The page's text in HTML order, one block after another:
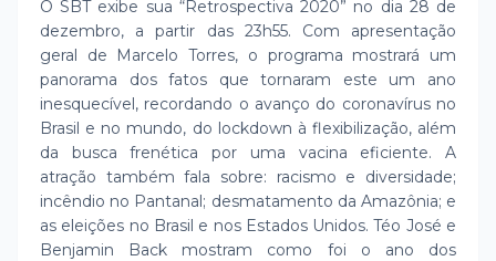
O SBT exibe sua “Retrospectiva 2020” no dia 28 de
dezembro, a partir das 23h55. Com apresentação
geral de Marcelo Torres, o programa mostrará um
panorama dos fatos que tornaram este um ano
inesquecível, recordando o avanço do coronavírus no
Brasil e no mundo, do lockdown à flexibilização, além
da busca frenética por uma vacina eficiente. A
atração também fala sobre: racismo e diversidade;
incêndio no Pantanal; desmatamento da Amazônia; e
as eleições no Brasil e nos Estados Unidos. Téo José e
Benjamin Back mostram como foi o ano dos